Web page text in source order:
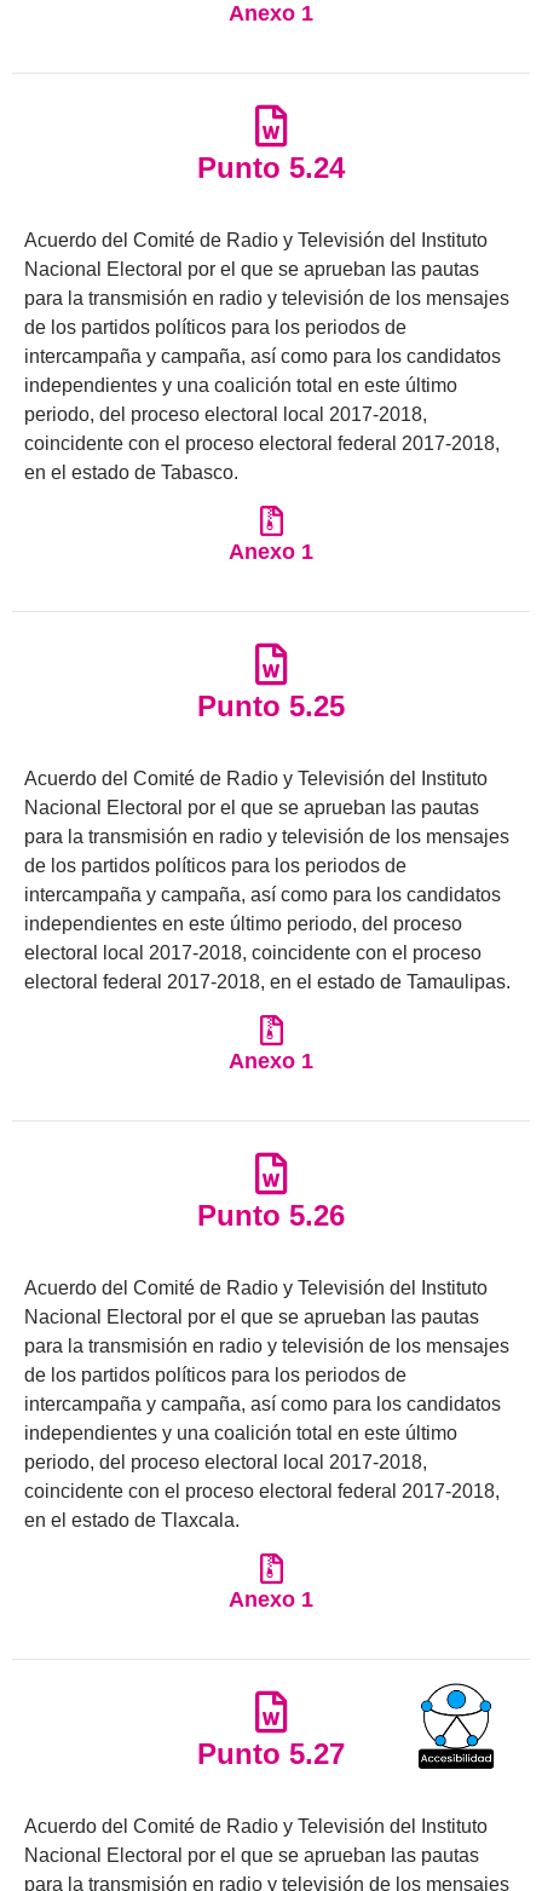
Anexo 1
Punto 5.24
Acuerdo del Comité de Radio y Televisión del Instituto
Nacional Electoral por el que se aprueban las pautas
para la transmisión en radio y televisión de los mensajes
de los partidos políticos para los periodos de
intercampaña y campaña, así como para los candidatos
independientes y una coalición total en este último
periodo, del proceso electoral local 2017-2018,
coincidente con el proceso electoral federal 2017-2018,
en el estado de Tabasco.
Anexo 1
Punto 5.25
Acuerdo del Comité de Radio y Televisión del Instituto
Nacional Electoral por el que se aprueban las pautas
para la transmisión en radio y televisión de los mensajes
de los partidos políticos para los periodos de
intercampaña y campaña, así como para los candidatos
independientes en este último periodo, del proceso
electoral local 2017-2018, coincidente con el proceso
electoral federal 2017-2018, en el estado de Tamaulipas.
Anexo 1
Punto 5.26
Acuerdo del Comité de Radio y Televisión del Instituto
Nacional Electoral por el que se aprueban las pautas
para la transmisión en radio y televisión de los mensajes
de los partidos políticos para los periodos de
intercampaña y campaña, así como para los candidatos
independientes y una coalición total en este último
periodo, del proceso electoral local 2017-2018,
coincidente con el proceso electoral federal 2017-2018,
en el estado de Tlaxcala.
Anexo 1
Punto 5.27
Acuerdo del Comité de Radio y Televisión del Instituto
Nacional Electoral por el que se aprueban las pautas
para la transmisión en radio y televisión de los mensajes